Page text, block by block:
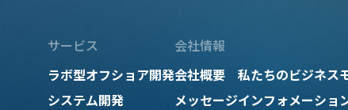
サービス
ラボ型オフショア開発
システム開発
会社情報
会社概要
メッセージ
私たちのビジネス
インフォメーショ